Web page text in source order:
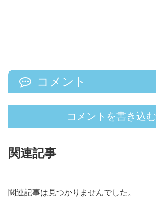
コメント
コメントを書き込む
関連記事
関連記事は見つかりませんでした。